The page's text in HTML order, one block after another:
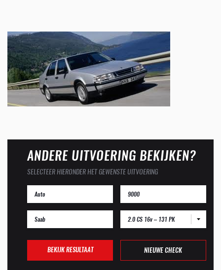
ANDERE UITVOERING BEKIJKEN?
SELECTEER HIERONDER HET GEWENSTE UITVOERING
2.0 CS 16v – 131 PK
BEKIJK RESULTAAT NIEUWE CHECK